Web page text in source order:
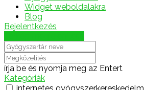
Widget weboldalakra
Blog
Bejelentkezés
írja be és nyomja meg az Entert
Kategóriák